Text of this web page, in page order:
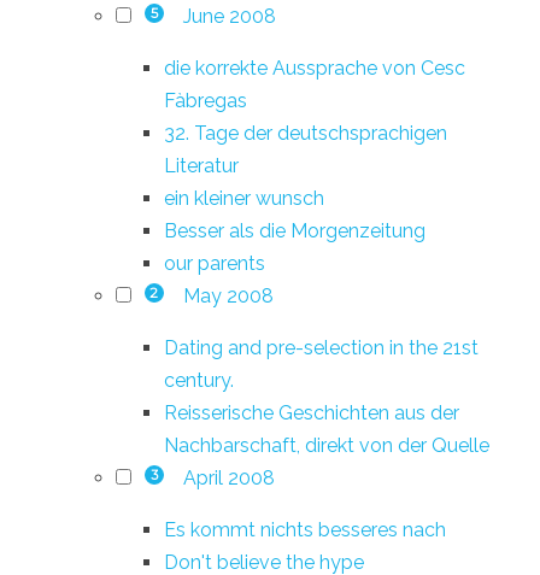
5 June 2008
die korrekte Aussprache von Cesc
Fàbregas
32. Tage der deutschsprachigen
Literatur
ein kleiner wunsch
Besser als die Morgenzeitung
our parents
2 May 2008
Dating and pre-selection in the 21st
century.
Reisserische Geschichten aus der
Nachbarschaft, direkt von der Quelle
3 April 2008
Es kommt nichts besseres nach
Don't believe the hype